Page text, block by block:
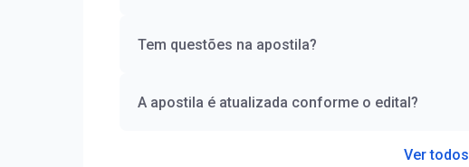
Tem questões na apostila?
A apostila é atualizada conforme o edital?
Ver todos